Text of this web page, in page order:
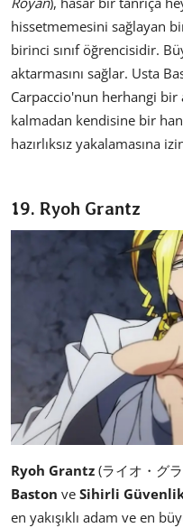
hissetmemesini sağlayan
birinci sınıf öğrencisidir.
aktarmasını sağlar. Usta
Carpaccio'nun herhangi bir
kalmadan kendisine bir
hazırlıksız yakalamasına
19. Ryoh Grantz
Ryoh Grantz (ライオ・グ
Baston ve Sihirli
en yakışıklı adam ve en